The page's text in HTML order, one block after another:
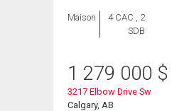
Maison
4 CAC , 2
SDB
1 279 000 $
3217 Elbow Drive Sw
Calgary, AB